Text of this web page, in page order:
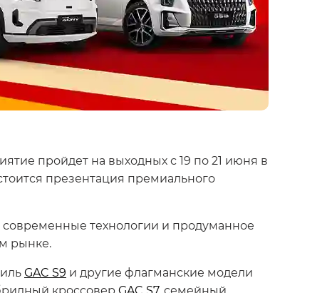
пройдет на выходных с 19 по 21 июня в
презентация премиального
технологии и продуманное
рынке.
GAC S9 и другие флагманские модели
кроссовер GAC S7, семейный